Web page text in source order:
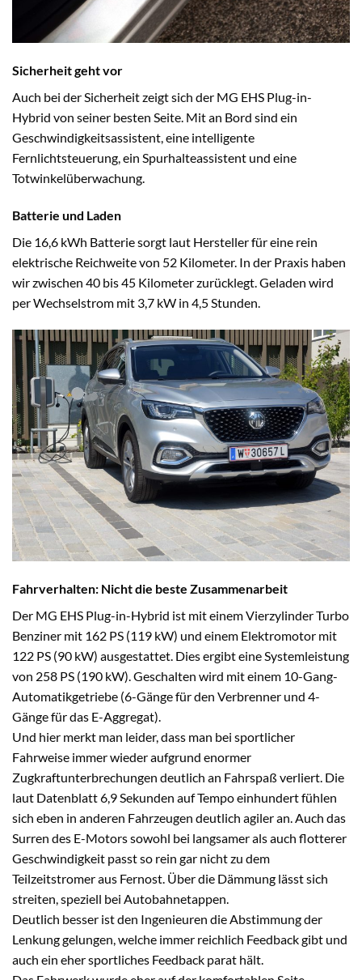
Sicherheit geht vor
Auch bei der Sicherheit zeigt sich der MG EHS Plug-in-
Hybrid von seiner besten Seite. Mit an Bord sind ein
Geschwindigkeitsassistent, eine intelligente
Fernlichtsteuerung, ein Spurhalteassistent und eine
Totwinkelüberwachung.
Batterie und Laden
Die 16,6 kWh Batterie sorgt laut Hersteller für eine rein
elektrische Reichweite von 52 Kilometer. In der Praxis haben
wir zwischen 40 bis 45 Kilometer zurücklegt. Geladen wird
per Wechselstrom mit 3,7 kW in 4,5 Stunden.
Fahrverhalten: Nicht die beste Zusammenarbeit
Der MG EHS Plug-in-Hybrid ist mit einem Vierzylinder Turbo
Benziner mit 162 PS (119 kW) und einem Elektromotor mit
122 PS (90 kW) ausgestattet. Dies ergibt eine Systemleistung
von 258 PS (190 kW). Geschalten wird mit einem 10-Gang-
Automatikgetriebe (6-Gänge für den Verbrenner und 4-
Gänge für das E-Aggregat).
Und hier merkt man leider, dass man bei sportlicher
Fahrweise immer wieder aufgrund enormer
Zugkraftunterbrechungen deutlich an Fahrspaß verliert. Die
laut Datenblatt 6,9 Sekunden auf Tempo einhundert fühlen
sich eben in anderen Fahrzeugen deutlich agiler an. Auch das
Surren des E-Motors sowohl bei langsamer als auch flotterer
Geschwindigkeit passt so rein gar nicht zu dem
Teilzeitstromer aus Fernost. Über die Dämmung lässt sich
streiten, speziell bei Autobahnetappen.
Deutlich besser ist den Ingenieuren die Abstimmung der
Lenkung gelungen, welche immer reichlich Feedback gibt und
auch ein eher sportliches Feedback parat hält.